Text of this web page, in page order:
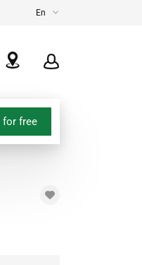
En
for free